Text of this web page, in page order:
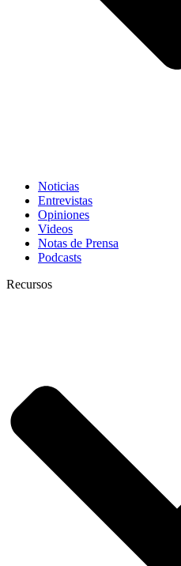
Noticias
Entrevistas
Opiniones
Videos
Notas de Prensa
Podcasts
Recursos